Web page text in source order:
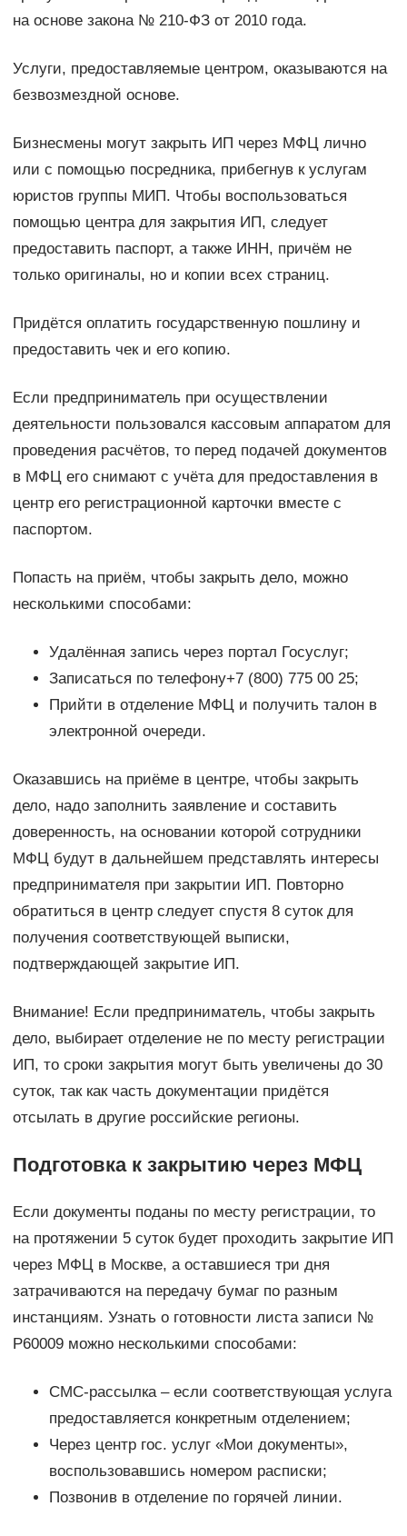
на основе закона № 210-ФЗ от 2010 года.
Услуги, предоставляемые центром, оказываются на
безвозмездной основе.
Бизнесмены могут закрыть ИП через МФЦ лично
или с помощью посредника, прибегнув к услугам
юристов группы МИП. Чтобы воспользоваться
помощью центра для закрытия ИП, следует
предоставить паспорт, а также ИНН, причём не
только оригиналы, но и копии всех страниц.
Придётся оплатить государственную пошлину и
предоставить чек и его копию.
Если предприниматель при осуществлении
деятельности пользовался кассовым аппаратом для
проведения расчётов, то перед подачей документов
в МФЦ его снимают с учёта для предоставления в
центр его регистрационной карточки вместе с
паспортом.
Попасть на приём, чтобы закрыть дело, можно
несколькими способами:
Удалённая запись через портал Госуслуг;
Записаться по телефону+7 (800) 775 00 25;
Прийти в отделение МФЦ и получить талон в
электронной очереди.
Оказавшись на приёме в центре, чтобы закрыть
дело, надо заполнить заявление и составить
доверенность, на основании которой сотрудники
МФЦ будут в дальнейшем представлять интересы
предпринимателя при закрытии ИП. Повторно
обратиться в центр следует спустя 8 суток для
получения соответствующей выписки,
подтверждающей закрытие ИП.
Внимание! Если предприниматель, чтобы закрыть
дело, выбирает отделение не по месту регистрации
ИП, то сроки закрытия могут быть увеличены до 30
суток, так как часть документации придётся
отсылать в другие российские регионы.
Подготовка к закрытию через МФЦ
Если документы поданы по месту регистрации, то
на протяжении 5 суток будет проходить закрытие ИП
через МФЦ в Москве, а оставшиеся три дня
затрачиваются на передачу бумаг по разным
инстанциям. Узнать о готовности листа записи №
Р60009 можно несколькими способами:
СМС-рассылка – если соответствующая услуга
предоставляется конкретным отделением;
Через центр гос. услуг «Мои документы»,
воспользовавшись номером расписки;
Позвонив в отделение по горячей линии.